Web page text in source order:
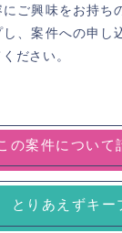
ご興味をお持ち
、案件への申し
ださい。
とりあえずキー